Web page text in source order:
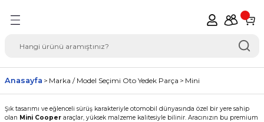
Seçimi Oto Yedek
Anasayfa Marka / Model Seçimi Oto Yedek Parça Mini
Şık tasarımı ve eğlenceli sürüş karakteriyle otomobil dünyasında özel bir yere sahip
olan Mini Cooper araçlar, yüksek malzeme kalitesiyle bilinir. Aracınızın bu premium